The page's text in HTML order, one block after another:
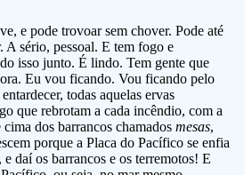
e pode trovoar sem chover. Pode até
A sério, pessoal. E tem fogo e
isso junto. É lindo. Tem gente que
Eu vou ficando. Vou ficando pelo
todas aquelas ervas
que rebrotam a cada incêndio, com a
dos barrancos chamados mesas,
porque a Placa do Pacífico se enfia
daí os barrancos e os terremotos! E